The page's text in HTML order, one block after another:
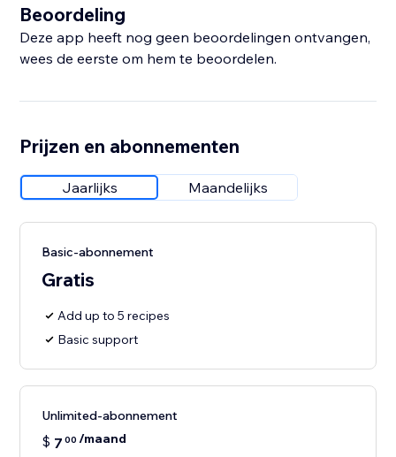
Beoordeling
Deze app heeft nog geen beoordelingen ontvangen,
wees de eerste om hem te beoordelen.
Prijzen en abonnementen
Jaarlijks Maandelijks
Basic-abonnement
Gratis
Add up to 5 recipes
Basic support
Unlimited-abonnement
$ 7 00 /maand